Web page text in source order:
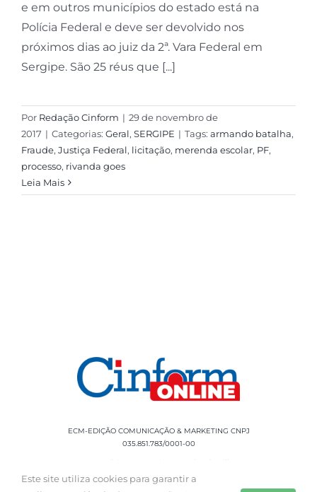
e em outros municípios do estado está na
Polícia Federal e deve ser devolvido nos
próximos dias ao juiz da 2ª. Vara Federal em
Sergipe. São 25 réus que [...]
Por Redação Cinform | 29 de novembro de
2017 | Categorias: Geral, SERGIPE | Tags: armando batalha,
Fraude, Justiça Federal, licitação, merenda escolar, PF,
processo, rivanda goes
Leia Mais
ECM-EDIÇÃO COMUNICAÇÃO & MARKETING CNPJ
035.851.783/0001-00
Rua Sílvio Cesar Leite, 90 Salgado Filho -
Aracaju, SE, CEP: 49020-060 Fone: +55 79
Este site utiliza cookies para garantir a